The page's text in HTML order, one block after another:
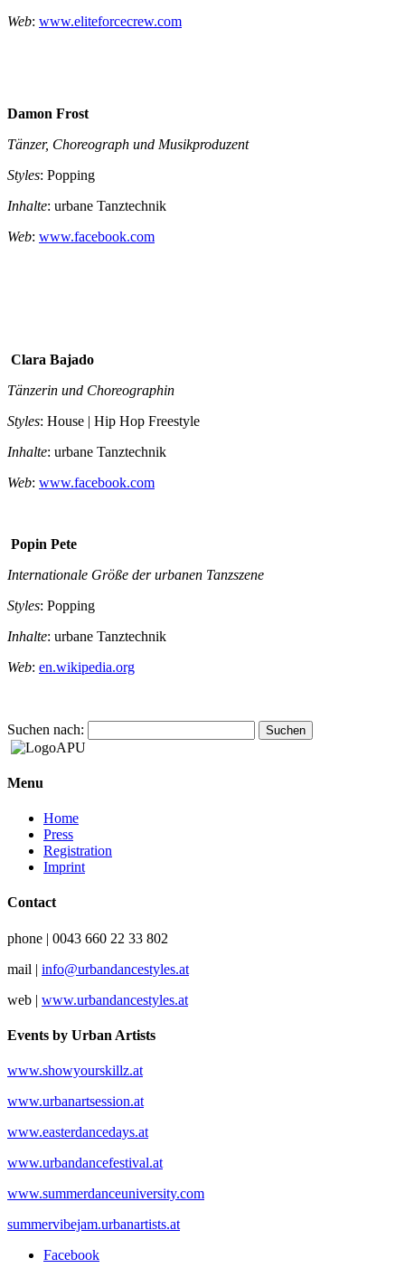
Web: www.eliteforcecrew.com
Damon Frost
Tänzer, Choreograph und Musikproduzent
Styles: Popping
Inhalte: urbane Tanztechnik
Web: www.facebook.com
Clara Bajado
Tänzerin und Choreographin
Styles: House | Hip Hop Freestyle
Inhalte: urbane Tanztechnik
Web: www.facebook.com
Popin Pete
Internationale Größe der urbanen Tanzszene
Styles: Popping
Inhalte: urbane Tanztechnik
Web: en.wikipedia.org
Suchen nach:
Menu
Home
Press
Registration
Imprint
Contact
phone | 0043 660 22 33 802
mail | info@urbandancestyles.at
web | www.urbandancestyles.at
Events by Urban Artists
www.showyourskillz.at
www.urbanartsession.at
www.easterdancedays.at
www.urbandancefestival.at
www.summerdanceuniversity.com
summervibejam.urbanartists.at
Facebook